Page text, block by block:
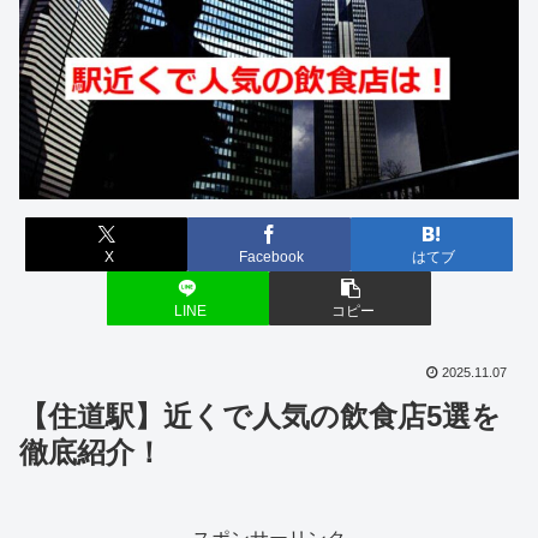
X Facebook はてブ
LINE コピー
2025.11.07
【住道駅】近くで人気の飲食店5選を
徹底紹介！